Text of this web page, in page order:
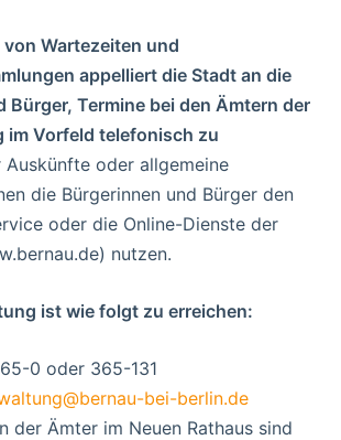
Wartezeiten und
appelliert die Stadt an die
Bürger, Termine bei den Ämtern der
im Vorfeld telefonisch zu
Auskünfte oder allgemeine
die Bürgerinnen und Bürger den
oder die Online-Dienste der
nutzen.
ist wie folgt zu erreichen:
0 oder 365-131
bei-berlin.de
der Ämter im Neuen Rathaus sind